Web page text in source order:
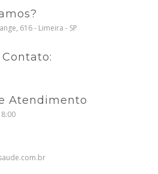
616 - Limeira - SP
Atendimento